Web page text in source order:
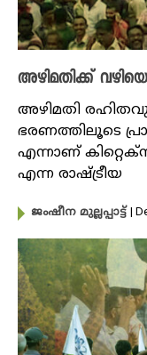
അഴിമതിക്ക്
അഴിമതി
ഭരണത്തിലൂടെ
എന്നാണ് കിറ്റെക്സ്
എന്ന രാഷ്ട്രീയ
ജംഷീന മുല്ലപ്പാട്ട് |